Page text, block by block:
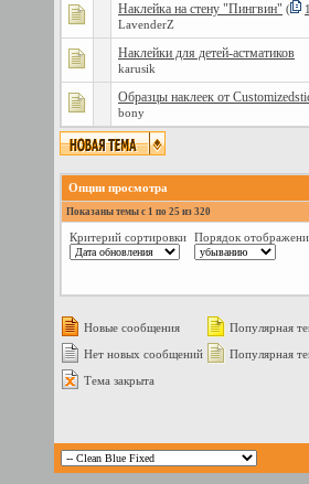
Наклейка на стену "Пингвин" ( 1
LavenderZ
Наклейки для детей-астматиков
karusik
Образцы наклеек от
bony
Опции просмотра
Показаны темы с 1 по 25 из 320
Критерий сортировки Порядок
Новые сообщения
Популярная
Нет новых сообщений
Популярная
Тема закрыта